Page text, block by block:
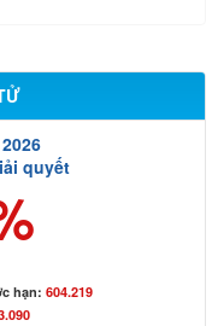
quyết
hạn: 604.219